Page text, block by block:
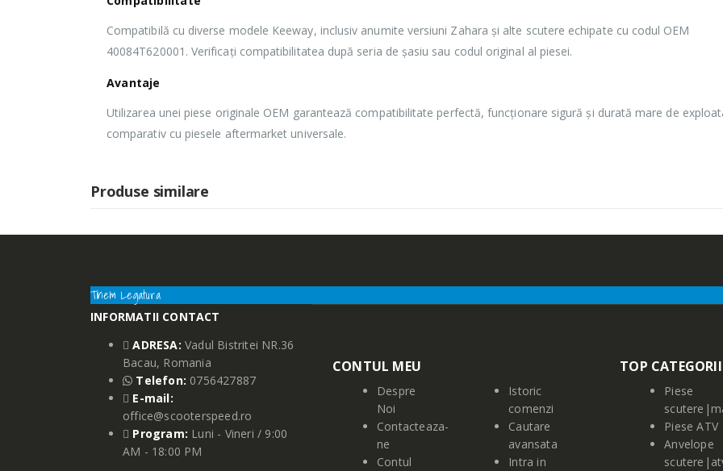
Compatibilă cu diverse modele Keeway, inclusiv anumite versiuni Zahara și alte scutere echipate cu codul OEM
40084T620001. Verificați compatibilitatea după seria de șasiu sau codul original al piesei.
Avantaje
Utilizarea unei piese originale OEM garantează compatibilitate perfectă, funcționare sigură și durată mare de
comparativ cu piesele aftermarket universale.
Produse similare
Tinem Legatura
INFORMATII CONTACT
ADRESA: Vadul Bistritei NR.36
Bacau, Romania
Telefon: 0756427887
E-mail:
office@scooterspeed.ro
Program: Luni - Vineri / 9:00
AM - 18:00 PM
CONTUL MEU
Despre
Noi
Contacteaza-
ne
Contul
Istoric
comenzi
Cautare
avansata
Intra in
TOP CATEGORII
Piese
Piese ATV
Anvelope